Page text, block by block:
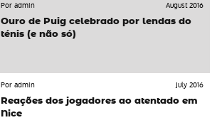
Por admin
August 2016
Ouro de Puig celebrado por lendas do
ténis (e não só)
Por admin
July 2016
Reações dos jogadores ao atentado em
Nice